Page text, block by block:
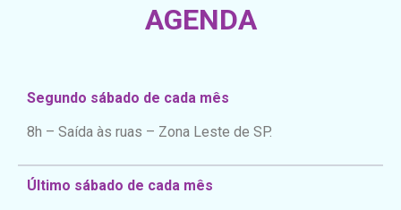
AGENDA
Segundo sábado de cada mês
8h – Saída às ruas – Zona Leste de SP.
Último sábado de cada mês